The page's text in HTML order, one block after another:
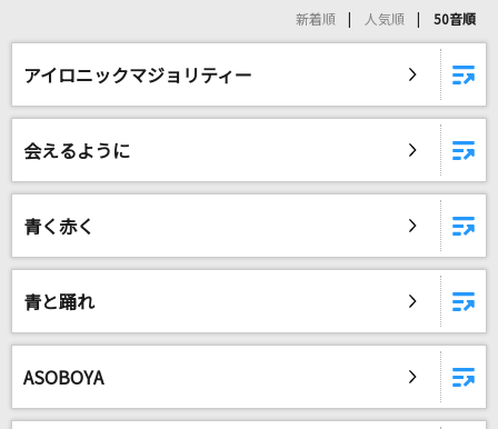
リアルタイムで歌われている曲の一覧
You Never Give Me Your Money [ユー・ネヴ
ァー・ギヴ・ミー・ユア・マネー]
脳漿炸裂ガール
れるりり feat.初音ミク&GUMI
[生音]ガリレオは恋をする
優里
新着順 人気順 50音順
アイロニックマジョリティー
会えるように
青く赤く
青と踊れ
ASOBOYA